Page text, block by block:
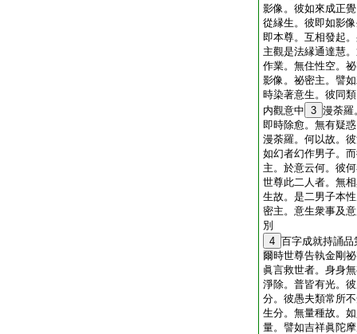
影像。彼如來成正
從縁生。彼即如影
即本尊。互相發起
主觀是法縁通達慧
作業。無住性空。
影像。祕密主。譬
時染著意生。彼同
内觀意中 3 漫荼羅
即時除愈。無有疑
漫荼羅。何以故。
如幻者幻作男子。
主。於意云何。彼
世尊此二人者。無
生故。是二男子本
密主。意生衆事及
別
4 百字成就持誦品
爾時世尊告執金剛
眞言救世者。身身
淨除。普皆有光。
分。彼愚夫類常所
生分。無量種故。
量。譬如吉祥眞陀